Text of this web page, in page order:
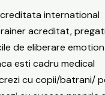
international
acreditat,
de eliberare
esti cadru medical
cu copii/batrani/